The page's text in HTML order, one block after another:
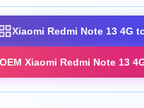
Xiaomi Redmi Note 13 4G
OEM Xiaomi Redmi Note 13